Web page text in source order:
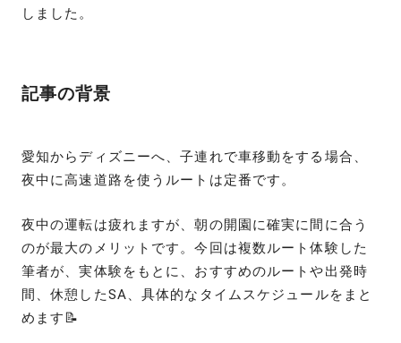
しました。
記事の背景
愛知からディズニーへ、子連れで車移動をする場合、
夜中に高速道路を使うルートは定番です。
夜中の運転は疲れますが、朝の開園に確実に間に合う
のが最大のメリットです。今回は複数ルート体験した
筆者が、実体験をもとに、おすすめのルートや出発時
間、休憩したSA、具体的なタイムスケジュールをまと
めます📝